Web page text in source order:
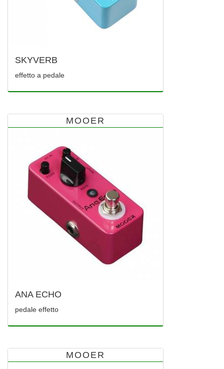
SKYVERB
effetto a pedale
MOOER
ANA ECHO
pedale effetto
MOOER